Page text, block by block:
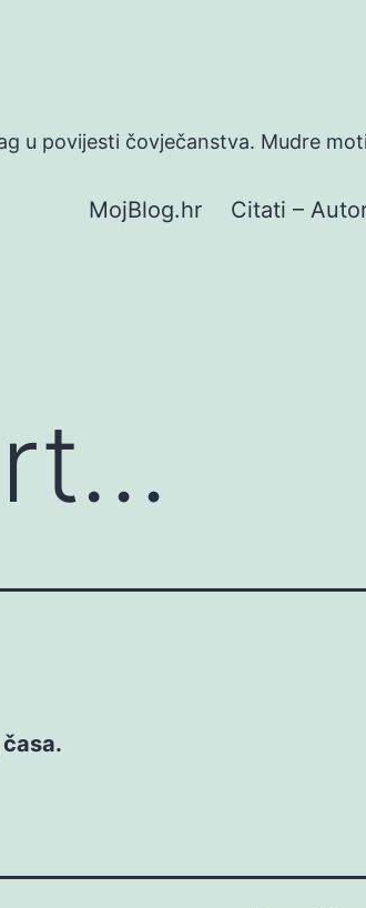
u povijesti čovječanstva. Mudre
MojBlog.hr Citati –